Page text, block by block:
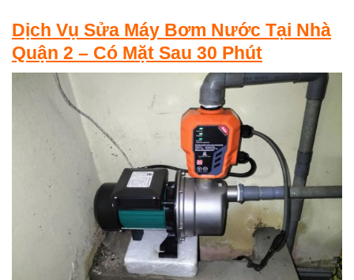
Dịch Vụ Sửa Máy Bơm Nước Tại Nhà
Quận 2 – Có Mặt Sau 30 Phút